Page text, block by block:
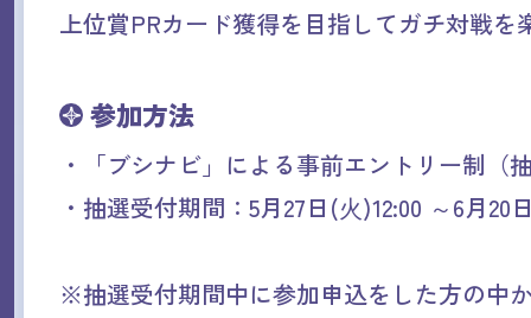
上位賞PRカード獲得を目指してガチ対戦を
参加方法
・「ブシナビ」による事前エントリー制（
・抽選受付期間：5月27日(火)12:00 ～6月20
※抽選受付期間中に参加申込をした方の中